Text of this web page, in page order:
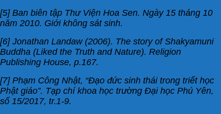
[5] Ban biên tập Thư Viện Hoa Sen. Ngày 15 tháng 10
năm 2010. Giới không sát sinh.
[6] Jonathan Landaw (2006). The story of Shakyamuni
Buddha (Liked the Truth and Nature). Religion
Publishing House, p.167.
[7] Phạm Công Nhật, “Đạo đức sinh thái trong triết học
Phật giáo”. Tạp chí khoa học trường Đại học Phú Yên,
số 15/2017, tr.1-9.